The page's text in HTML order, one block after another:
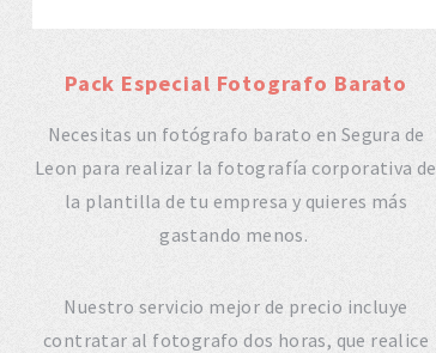
Pack Especial Fotografo Barato
Necesitas un fotógrafo barato en Segura de
Leon para realizar la fotografía corporativa de
la plantilla de tu empresa y quieres más
gastando menos.
Nuestro servicio mejor de precio incluye
contratar al fotografo dos horas, que realice